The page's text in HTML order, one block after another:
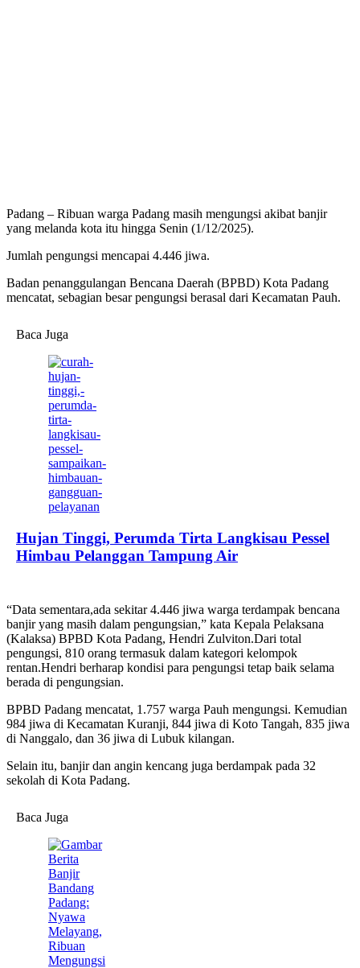
Padang – Ribuan warga Padang masih mengungsi akibat banjir
yang melanda kota itu hingga Senin (1/12/2025).
Jumlah pengungsi mencapai 4.446 jiwa.
Badan penanggulangan Bencana Daerah (BPBD) Kota Padang
mencatat, sebagian besar pengungsi berasal dari Kecamatan Pauh.
Baca Juga
Hujan Tinggi, Perumda Tirta Langkisau Pessel
Himbau Pelanggan Tampung Air
“Data sementara,ada sekitar 4.446 jiwa warga terdampak bencana
banjir yang masih dalam pengungsian,” kata Kepala Pelaksana
(Kalaksa) BPBD Kota Padang, Hendri Zulviton.Dari total
pengungsi, 810 orang termasuk dalam kategori kelompok
rentan.Hendri berharap kondisi para pengungsi tetap baik selama
berada di pengungsian.
BPBD Padang mencatat, 1.757 warga Pauh mengungsi. Kemudian
984 jiwa di Kecamatan Kuranji, 844 jiwa di Koto Tangah, 835 jiwa
di Nanggalo, dan 36 jiwa di Lubuk kilangan.
Selain itu, banjir dan angin kencang juga berdampak pada 32
sekolah di Kota Padang.
Baca Juga